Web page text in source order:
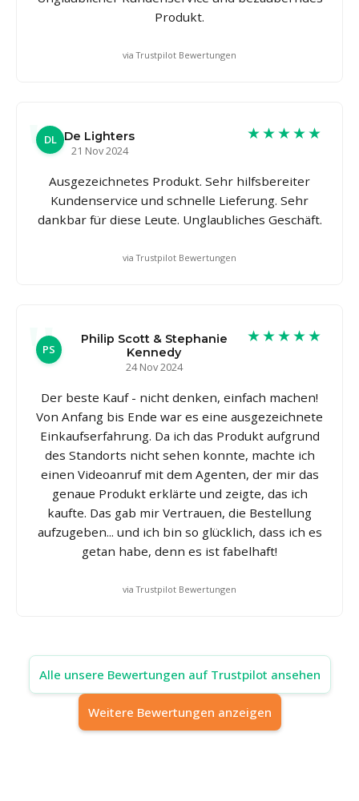
Produkt.
via Trustpilot Bewertungen
DL De Lighters
21 Nov 2024
★★★★★
Ausgezeichnetes Produkt. Sehr hilfsbereiter
Kundenservice und schnelle Lieferung. Sehr
dankbar für diese Leute. Unglaubliches Geschäft.
via Trustpilot Bewertungen
PS
Philip Scott & Stephanie
Kennedy
24 Nov 2024
★★★★★
Der beste Kauf - nicht denken, einfach machen!
Von Anfang bis Ende war es eine ausgezeichnete
Einkaufserfahrung. Da ich das Produkt aufgrund
des Standorts nicht sehen konnte, machte ich
einen Videoanruf mit dem Agenten, der mir das
genaue Produkt erklärte und zeigte, das ich
kaufte. Das gab mir Vertrauen, die Bestellung
aufzugeben... und ich bin so glücklich, dass ich es
getan habe, denn es ist fabelhaft!
via Trustpilot Bewertungen
Alle unsere Bewertungen auf Trustpilot ansehen
Weitere Bewertungen anzeigen